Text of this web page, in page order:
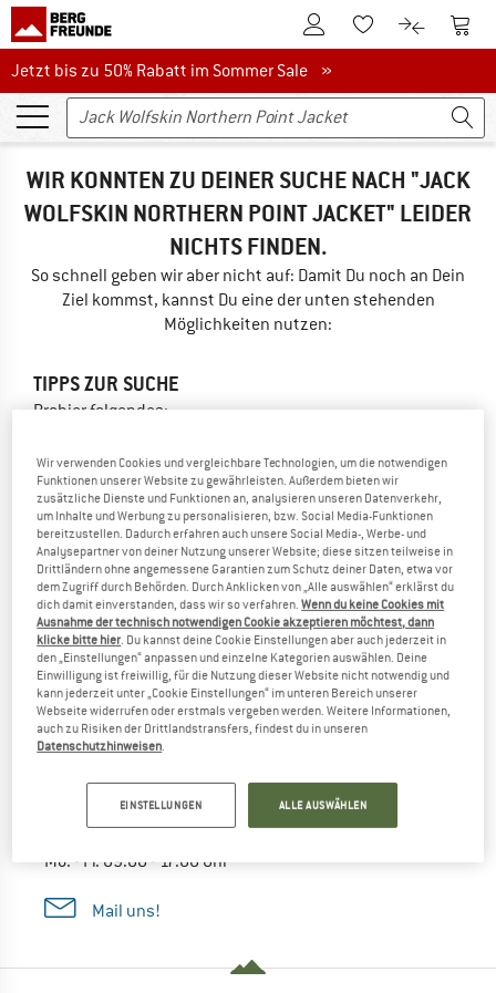
Zum KundenkontoZum Merkzettel.
Zum Zum
Jetzt bis zu 50% Rabatt im Sommer Sale
Jetzt bis zu 50% Rabatt im Sommer Sale »
WIR KONNTEN ZU DEINER SUCHE NACH "JACK
WOLFSKIN NORTHERN POINT JACKET" LEIDER
NICHTS FINDEN.
So schnell geben wir aber nicht auf: Damit Du noch an Dein
Ziel kommst, kannst Du eine der unten stehenden
Möglichkeiten nutzen:
TIPPS ZUR SUCHE
Probier folgendes:
Schreibweise überprüfen
anderer/allgemeinerer Begriff
weniger Suchbegriffe
suche nach der Marke
Frag unseren Experten
07121/70 12 0
Mo. - Fr. 09:00 - 17:00 Uhr
Mail uns!
Wir verwenden Cookies und vergleichbare Technologien, um die notwendigen
Funktionen unserer Website zu gewährleisten. Außerdem bieten wir
zusätzliche Dienste und Funktionen an, analysieren unseren Datenverkehr,
um Inhalte und Werbung zu personalisieren, bzw. Social Media-Funktionen
bereitzustellen. Dadurch erfahren auch unsere Social Media-, Werbe- und
Analysepartner von deiner Nutzung unserer Website; diese sitzen teilweise in
Drittländern ohne angemessene Garantien zum Schutz deiner Daten, etwa vor
dem Zugriff durch Behörden. Durch Anklicken von „Alle auswählen“ erklärst du
dich damit einverstanden, dass wir so verfahren.Wenn du keine Cookies mit
Ausnahme der technisch notwendigen Cookie akzeptieren möchtest, dann
klicke bitte hier. Du kannst deine Cookie Einstellungen aber auch jederzeit in
den „Einstellungen“ anpassen und einzelne Kategorien auswählen. Deine
Einwilligung ist freiwillig, für die Nutzung dieser Website nicht notwendig und
kann jederzeit unter „Cookie Einstellungen“ im unteren Bereich unserer
Webseite widerrufen oder erstmals vergeben werden. Weitere Informationen,
auch zu Risiken der Drittlandstransfers, findest du in unseren
Datenschutzhinweisen.
EINSTELLUNGEN ALLE AUSWÄHLEN